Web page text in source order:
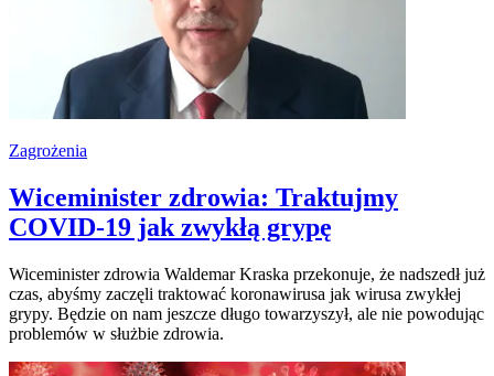
Zagrożenia
Wiceminister zdrowia: Traktujmy
COVID-19 jak zwykłą grypę
Wiceminister zdrowia Waldemar Kraska przekonuje, że nadszedł już
czas, abyśmy zaczęli traktować koronawirusa jak wirusa zwykłej
grypy. Będzie on nam jeszcze długo towarzyszył, ale nie powodując
problemów w służbie zdrowia.